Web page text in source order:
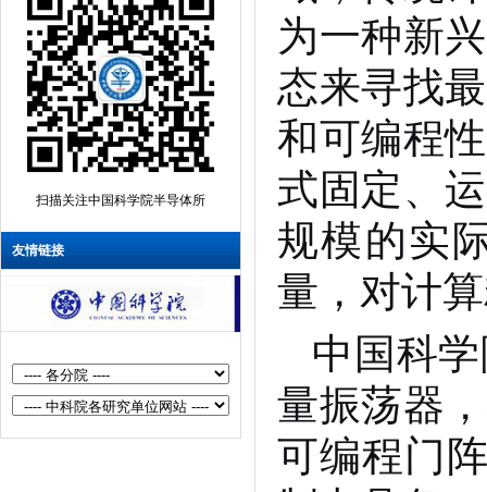
态仿生味觉传感系统
半导体所等研制出具有实用前景的
可编程光电伊辛机
半导体所在高精度光计算领域取得
新进展
半导体所、新疆理化所采用386nm近
紫外GaN基激光器直接倍频实现
193nm深紫外激光
半导体所在解决集成电路接触电阻
瓶颈方面取得新进展
和硅基集成研究取得新进展
半导体所等在等离激元纳腔助力二
扫描关注中国科学院半导体所
友情链接
为一种新
态来寻找
和可编程
式固定、
规模的实
量，对计
中国科
量振荡器
可编程门